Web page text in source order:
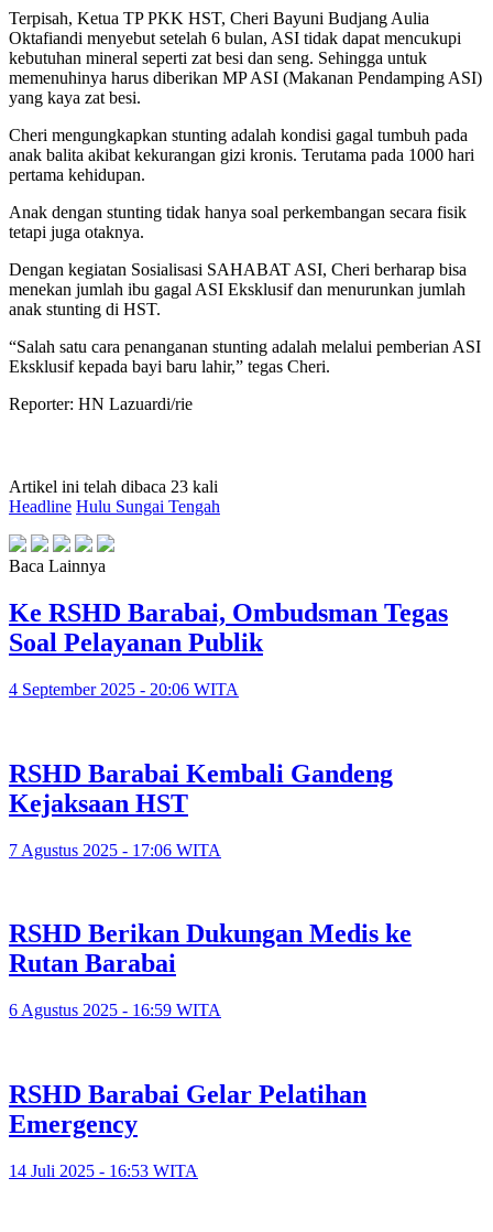
Terpisah, Ketua TP PKK HST, Cheri Bayuni Budjang Aulia
Oktafiandi menyebut setelah 6 bulan, ASI tidak dapat mencukupi
kebutuhan mineral seperti zat besi dan seng. Sehingga untuk
memenuhinya harus diberikan MP ASI (Makanan Pendamping ASI)
yang kaya zat besi.
Cheri mengungkapkan stunting adalah kondisi gagal tumbuh pada
anak balita akibat kekurangan gizi kronis. Terutama pada 1000 hari
pertama kehidupan.
Anak dengan stunting tidak hanya soal perkembangan secara fisik
tetapi juga otaknya.
Dengan kegiatan Sosialisasi SAHABAT ASI, Cheri berharap bisa
menekan jumlah ibu gagal ASI Eksklusif dan menurunkan jumlah
anak stunting di HST.
“Salah satu cara penanganan stunting adalah melalui pemberian ASI
Eksklusif kepada bayi baru lahir,” tegas Cheri.
Reporter: HN Lazuardi/rie
Artikel ini telah dibaca 23 kali
Headline Hulu Sungai Tengah
Baca Lainnya
Ke RSHD Barabai, Ombudsman Tegas
Soal Pelayanan Publik
4 September 2025 - 20:06 WITA
RSHD Barabai Kembali Gandeng
Kejaksaan HST
7 Agustus 2025 - 17:06 WITA
RSHD Berikan Dukungan Medis ke
Rutan Barabai
6 Agustus 2025 - 16:59 WITA
RSHD Barabai Gelar Pelatihan
Emergency
14 Juli 2025 - 16:53 WITA